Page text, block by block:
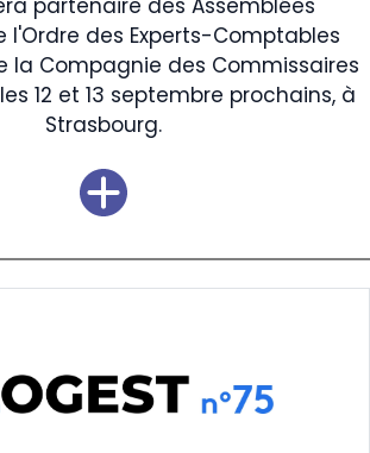
partenaire des Assemblées
l'Ordre des Experts-Comptables
la Compagnie des Commissaires
12 et 13 septembre prochains, à
Strasbourg.